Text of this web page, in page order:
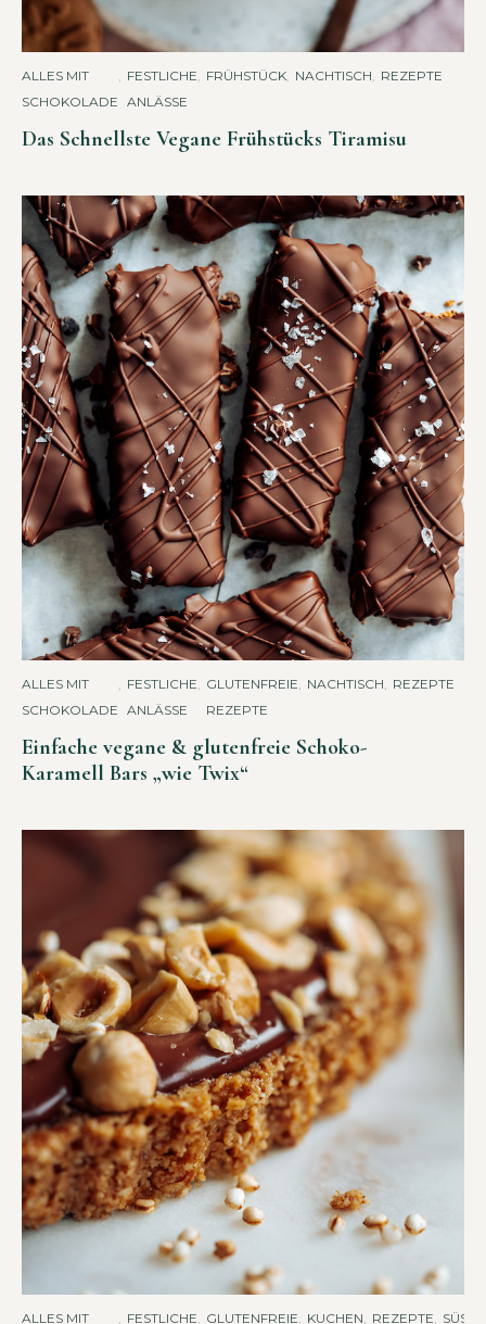
ALLES MIT
SCHOKOLADE
FESTLICHE
ANLÄSSE
FRÜHSTÜCK NACHTISCH REZEPTE
Das Schnellste Vegane Frühstücks Tiramisu
ALLES MIT
SCHOKOLADE
FESTLICHE
ANLÄSSE
GLUTENFREIE
REZEPTE
NACHTISCH REZEPTE
Einfache vegane & glutenfreie Schoko-
Karamell Bars „wie Twix“
ALLES MIT
, FESTLICHE, GLUTENFREIE, KUCHEN, REZEPTE, SÜSSES